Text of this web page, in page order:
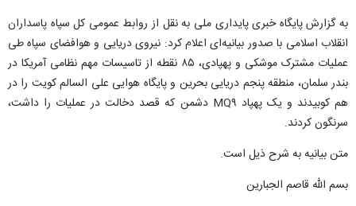
به گزارش پایگاه خبری پایداری ملی به نقل از روابط عمومی کل سپاه پاسداران
انقلاب اسلامی با صدور بیانیه‌ای اعلام کرد: نیروی دریایی و هوافضای سپاه طی
عملیات مشترک موشکی و پهپادی، ۸۵ نقطه از تاسیسات مهم نظامی آمریکا در
بندر سلمان، منطقه پنجم دریایی بحرین و پایگاه هوایی علی السالم کویت را در
هم کوبیدند و یک پهپاد MQ۹ دشمن که قصد دخالت در عملیات را داشت،
سرنگون کردند.
متن بیانیه به شرح ذیل است.
بسم الله قاصم الجبارین